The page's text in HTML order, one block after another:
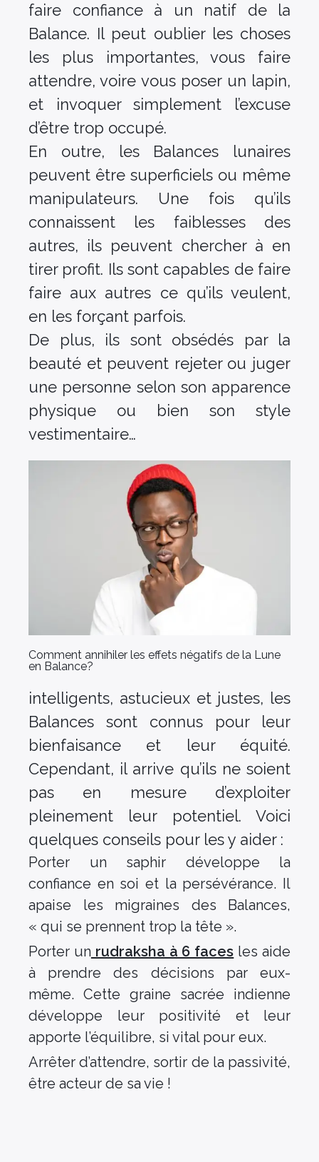
faire confiance à un natif de la
Balance. Il peut oublier les choses
les plus importantes, vous faire
attendre, voire vous poser un lapin,
et invoquer simplement l’excuse
d’être trop occupé.
En outre, les Balances lunaires
peuvent être superficiels ou même
manipulateurs. Une fois qu’ils
connaissent les faiblesses des
autres, ils peuvent chercher à en
tirer profit. Ils sont capables de faire
faire aux autres ce qu’ils veulent,
en les forçant parfois.
De plus, ils sont obsédés par la
beauté et peuvent rejeter ou juger
une personne selon son apparence
physique ou bien son style
vestimentaire…
Comment annihiler les effets négatifs de la Lune
en Balance?
intelligents, astucieux et justes, les
Balances sont connus pour leur
bienfaisance et leur équité.
Cependant, il arrive qu’ils ne soient
pas en mesure d’exploiter
pleinement leur potentiel. Voici
quelques conseils pour les y aider :
Porter un saphir développe la
confiance en soi et la persévérance. Il
apaise les migraines des Balances,
« qui se prennent trop la tête ».
Porter un rudraksha à 6 faces les aide
à prendre des décisions par eux-
même. Cette graine sacrée indienne
développe leur positivité et leur
apporte l’équilibre, si vital pour eux.
Arrêter d’attendre, sortir de la passivité,
être acteur de sa vie !